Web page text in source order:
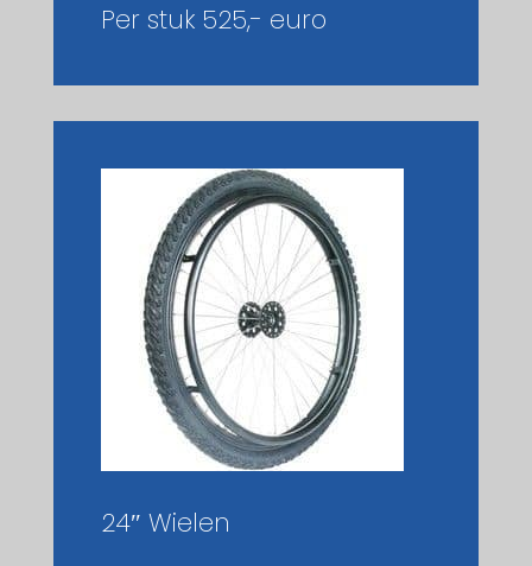
Per stuk 525,- euro
24″ Wielen